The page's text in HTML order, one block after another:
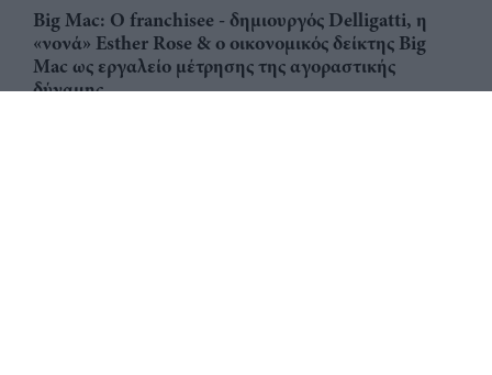
Big Mac: Ο franchisee - δημιουργός Delligatti, η
«νονά» Esther Rose & ο οικονομικός δείκτης Big
Mac ως εργαλείο μέτρησης της αγοραστικής
δύναμης